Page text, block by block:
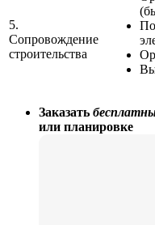
5.
Сопровождение
строительства
Заказать
или планировке